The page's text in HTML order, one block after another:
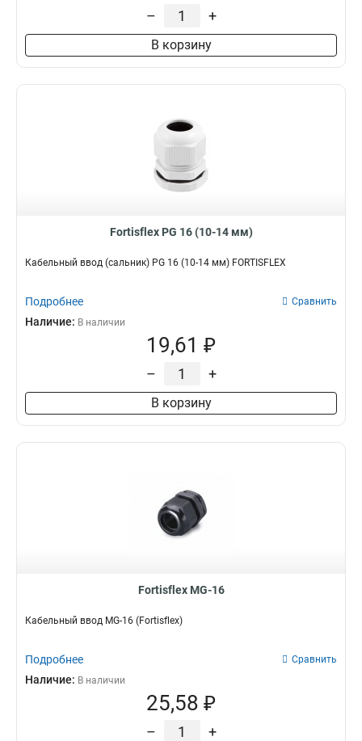
– +
В корзину
Fortisflex PG 16 (10-14 мм)
Кабельный ввод (сальник) PG 16 (10-14 мм) FORTISFLEX
Подробнее Сравнить
Наличие: В наличии
19,61 ₽
– +
В корзину
Fortisflex MG-16
Кабельный ввод MG-16 (Fortisflex)
Подробнее Сравнить
Наличие: В наличии
25,58 ₽
– +